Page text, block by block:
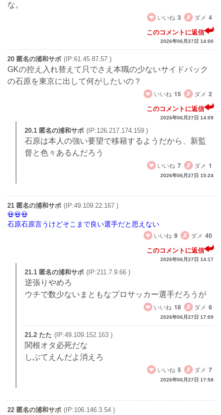
な。
いいね 3 ダメ 4
このコメントに返信
2026年06月27日 14:00
20 匿名の浦和サポ (IP:61.45.87.57 )
GKの控え入れ替えて只でさえ本職の少ないサイドバック
の石原を東京に出して何がしたいの？
いいね 15 ダメ 2
このコメントに返信
2026年06月27日 14:09
20.1 匿名の浦和サポ (IP:126.217.174.159 )
石原は本人の強い要望で移籍するようだから、新監
督と色々あるんだろう
いいね 7 ダメ 1
2026年06月27日 15:24
21 匿名の浦和サポ (IP:49.109.22.167 )
石原石原言うけどそこまで良い選手だと思えない
いいね 9 ダメ 40
このコメントに返信
2026年06月27日 14:17
21.1 匿名の浦和サポ (IP:211.7.9.66 )
逆張りやめろ
ウチで数少ないまともなプロサッカー選手だろうが
いいね 18 ダメ 6
2026年06月27日 17:09
21.2 たた (IP:49.109.152.163 )
関根オタ必死だな
しぶてえんだよ消えろ
いいね 5 ダメ 7
2026年06月27日 17:58
22 匿名の浦和サポ (IP:106.146.3.54 )